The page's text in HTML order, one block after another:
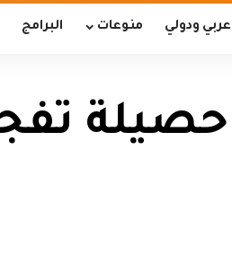
عربي ودولي منوعات البرامج